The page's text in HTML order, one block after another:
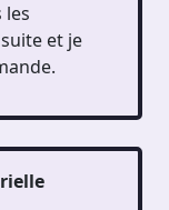
les
et je